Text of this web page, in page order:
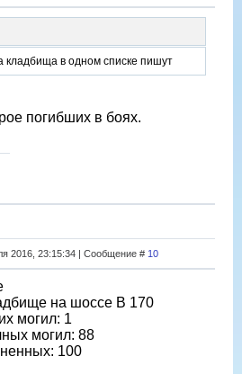
кладбища в одном списке пишут
погибших в боях.
2016, 23:15:34 | Сообщение # 10
на шоссе В 170
могил: 1
могил: 88
100